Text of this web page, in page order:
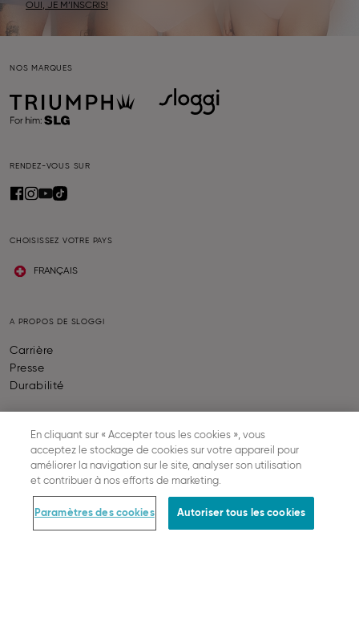
OUI, JE M’INSCRIS!
NOS MARQUES
RENDEZ-VOUS SUR
CHOISISSEZ VOTRE PAYS
FRANÇAIS
A PROPOS DE SLOGGI
Carrière
Presse
Durabilité
AIDE & INFORMATION
Contactez-nous
Calculateur de taille
SLOGGI ABC
En cliquant sur « Accepter tous les cookies », vous
acceptez le stockage de cookies sur votre appareil pour
améliorer la navigation sur le site, analyser son utilisation
et contribuer à nos efforts de marketing.
Paramètres des cookies Autoriser tous les cookies